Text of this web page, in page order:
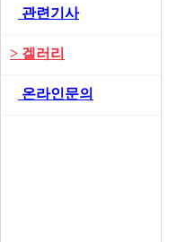
관련기사
> 겔러리
온라인문의